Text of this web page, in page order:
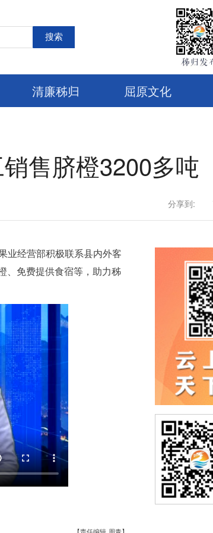
搜索
清廉秭归 屈原文化
售脐橙3200多吨
分享到:
业经营部积极联系县内外客
、免费提供食宿等，助力秭